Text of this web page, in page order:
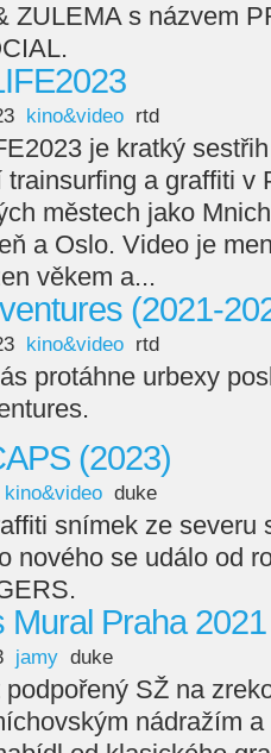
ZULEMA s názvem
kino&video rtd
je kratký
trainsurfing a graffiti v
městech jako
a Oslo. Video je
věkem a...
(2021-
kino&video rtd
protáhne urbexy
(2023)
kino&video duke
snímek ze severu
nového se událo od
Mural Praha 2021
jamy duke
podpořený SŽ na
nádražím